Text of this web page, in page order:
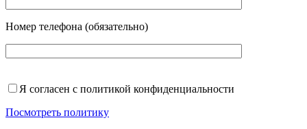
Номер телефона (обязательно)
Я согласен с политикой конфиденциальности
Посмотреть политику